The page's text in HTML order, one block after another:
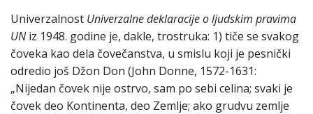
Univerzalnost Univerzalne deklaracije o ljudskim pravima
UNiz 1948. godine je, dakle, trostruka: 1) tiče se svakog
čoveka kao dela čovečanstva, u smislu koji je pesnički
odredio još Džon Don (John Donne, 1572-1631:
„Nijedan čovek nije ostrvo, sam po sebi celina; svaki je
čovek deo Kontinenta, deo Zemlje; ako grudvu zemlje